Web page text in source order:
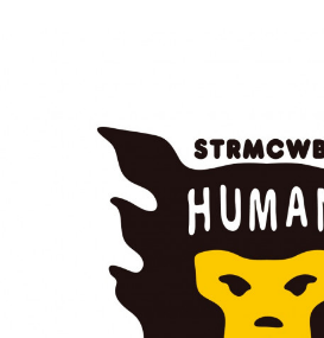
7-11取貨付款
每筆NT$60，滿NT$399(含以上)免運費
付款後7-11取貨
每筆NT$60，滿NT$399(含以上)免運費
順豐快遞宅配
每筆NT$150，滿NT$6,000(含以上)免運費